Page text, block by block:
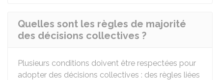
Quelles sont les règles de majorité
des décisions collectives ?
Plusieurs conditions doivent être respectées pour
adopter des décisions collectives : des règles liées